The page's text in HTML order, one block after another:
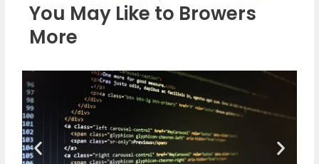
You May Like to Browers
More